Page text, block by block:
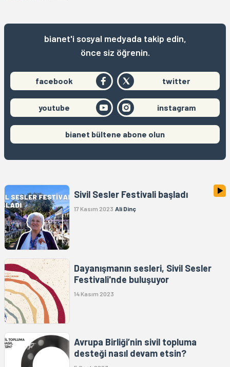
bianet'i sosyal medyada takip edin,
önce siz öğrenin.
facebook twitter
youtube instagram
bianet bültene abone olun
Sivil Sesler Festivali başladı
17 Kasım 2023 Ali Dinç
Dayanışmanın sesleri, Sivil Sesler
Festivali'nde buluşuyor
14 Kasım 2023
Avrupa Birliği’nin sivil topluma
desteği nasıl devam etsin?